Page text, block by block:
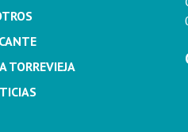
TORREVIEJA